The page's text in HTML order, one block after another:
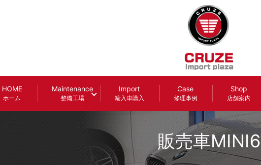
HOME
ホーム
Maintenance
整備工場
Import
輸入車購入
Case
修理事例
Shop
店舗案内
販売車MINI6